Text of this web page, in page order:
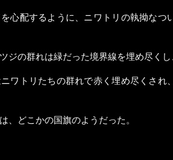
心配するように、ニワトリの執拗な
ジの群れは緑だった境界線を埋め尽く
ワトリたちの群れで赤く埋め尽くさ
、どこかの国旗のようだった。